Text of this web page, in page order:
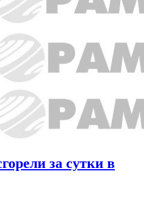
за сутки в